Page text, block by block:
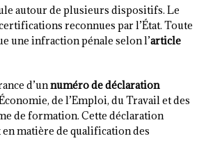
autour de plusieurs dispositifs. Le
reconnues par l’État. Toute
une infraction pénale selon l’article
d’unnuméro de déclaration
de l’Emploi, du Travail et des
de formation. Cette déclaration
matière de qualification des